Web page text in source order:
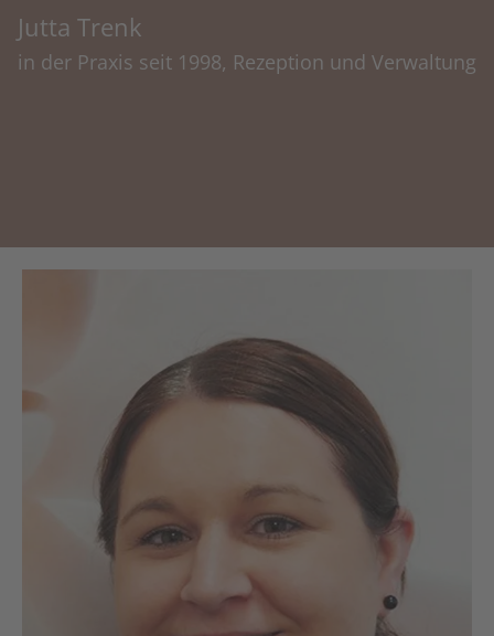
Jutta Trenk
in der Praxis seit 1998, Rezeption und Verwaltung